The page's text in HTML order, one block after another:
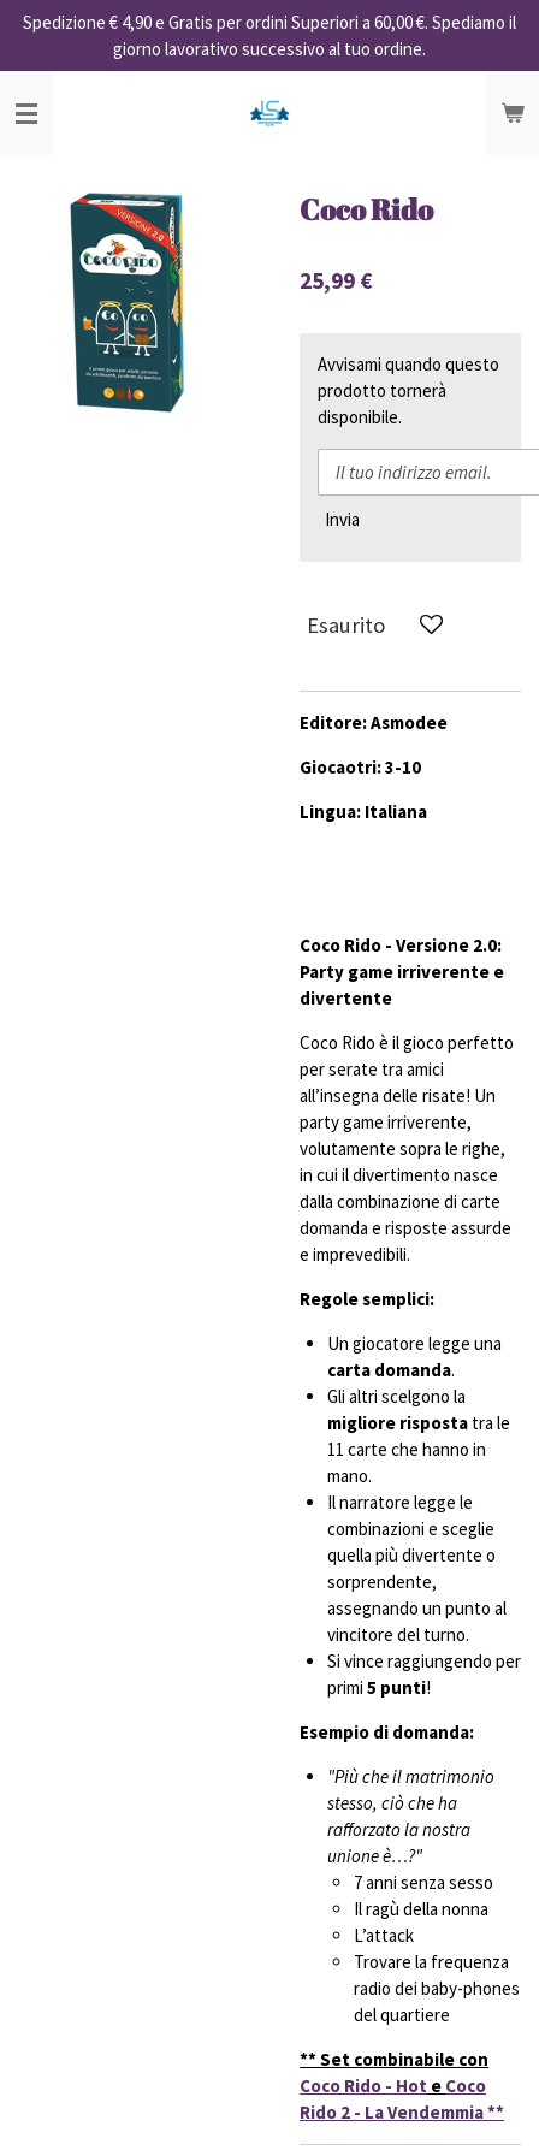
Vai
contenuto
principale
Spedizione € 4,90 e Gratis per ordini Superiori a 60,00 €. Spediamo il
giorno lavorativo successivo al tuo ordine.
Coco Rido
25,99 €
Avvisami quando questo
prodotto tornerà
disponibile.
Invia
Esaurito
Editore: Asmodee
Giocaotri: 3-10
Lingua: Italiana
Coco Rido - Versione 2.0:
Party game irriverente e
divertente
Coco Rido è il gioco perfetto
per serate tra amici
all’insegna delle risate! Un
party game irriverente,
volutamente sopra le righe,
in cui il divertimento nasce
dalla combinazione di carte
domanda e risposte assurde
e imprevedibili.
Regole semplici:
Un giocatore legge una
carta domanda.
Gli altri scelgono la
migliore rispostatra le
11 carte che hanno in
mano.
Il narratore legge le
combinazioni e sceglie
quella più divertente o
sorprendente,
assegnando un punto al
vincitore del turno.
Si vince raggiungendo per
primi 5 punti!
Esempio di domanda:
"Più che il matrimonio
stesso, ciò che ha
rafforzato la nostra
unione è…?"
7 anni senza sesso
Il ragù della nonna
L’attack
Trovare la frequenza
radio dei baby-phones
del quartiere
** Set combinabile con
Coco Rido - Hot e Coco
Rido 2 - La Vendemmia **